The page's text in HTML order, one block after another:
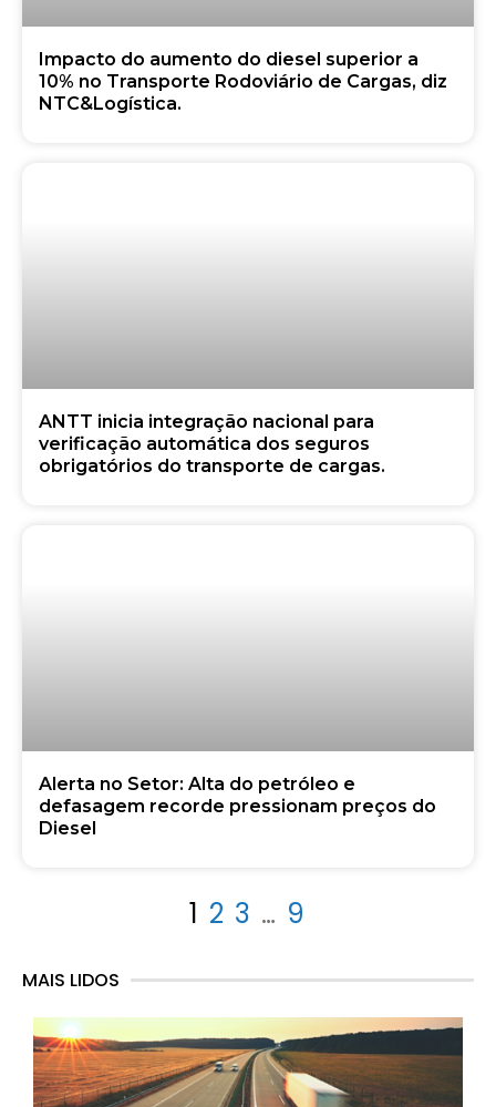
Impacto do aumento do diesel superior a
10% no Transporte Rodoviário de Cargas, diz
NTC&Logística.
ANTT inicia integração nacional para
verificação automática dos seguros
obrigatórios do transporte de cargas.
Alerta no Setor: Alta do petróleo e
defasagem recorde pressionam preços do
Diesel
1 2 3 … 9
MAIS LIDOS